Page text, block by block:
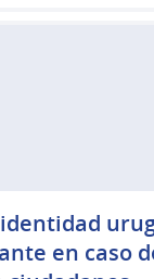
en caso